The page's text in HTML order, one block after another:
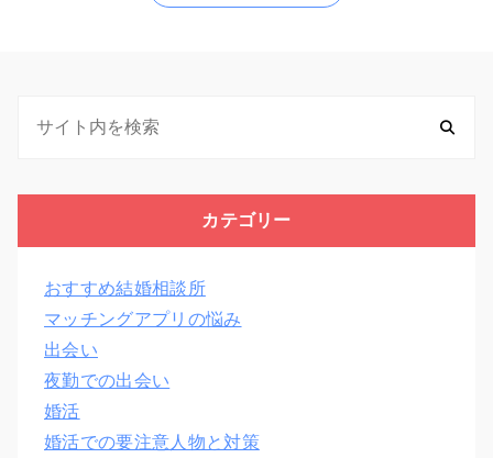
カテゴリー
おすすめ結婚相談所
マッチングアプリの悩み
出会い
夜勤での出会い
婚活
婚活での要注意人物と対策